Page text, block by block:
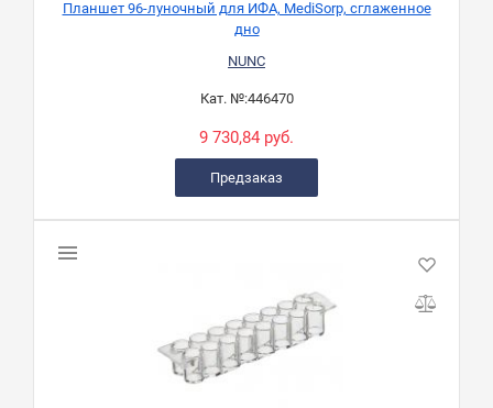
Планшет 96-луночный для ИФА, MediSorp, сглаженное
дно
NUNC
Кат. №:446470
9 730,84 руб.
Предзаказ